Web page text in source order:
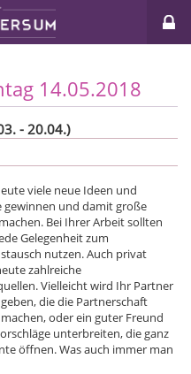
14.05.2018
- 20.04.)
viele neue Ideen und
gewinnen und damit große
Bei Ihrer Arbeit sollten
Gelegenheit zum
nutzen. Auch privat
zahlreiche
Vielleicht wird Ihr Partner
die die Partnerschaft
oder ein guter Freund
unterbreiten, die ganz
öffnen. Was auch immer man